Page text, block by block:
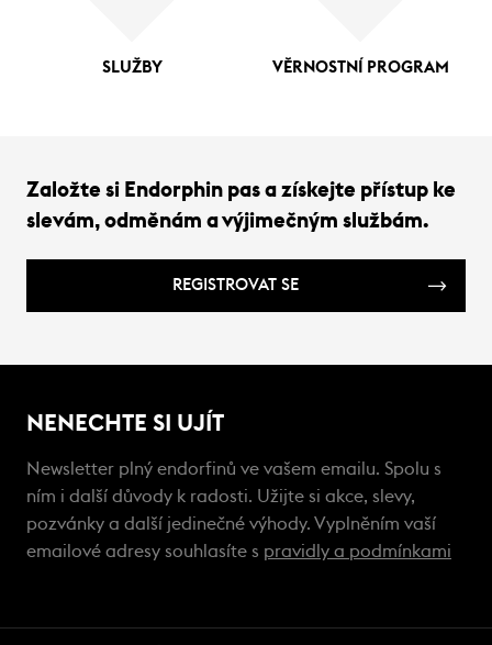
SLUŽBY VĚRNOSTNÍ PROGRAM
Založte si Endorphin pas a získejte přístup ke
slevám, odměnám a výjimečným službám.
REGISTROVAT SE
NENECHTE SI UJÍT
Newsletter plný endorfinů ve vašem emailu. Spolu s
ním i další důvody k radosti. Užijte si akce, slevy,
pozvánky a další jedinečné výhody. Vyplněním vaší
emailové adresy souhlasíte s pravidly a podmínkami